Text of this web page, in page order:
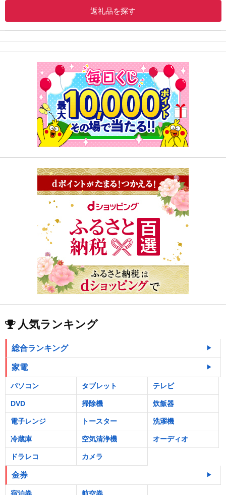
返礼品を探す
人気ランキング
総合ランキング
家電
パソコン タブレット テレビ
DVD 掃除機 炊飯器
電子レンジ トースター 洗濯機
冷蔵庫 空気清浄機 オーディオ
ドラレコ カメラ
金券